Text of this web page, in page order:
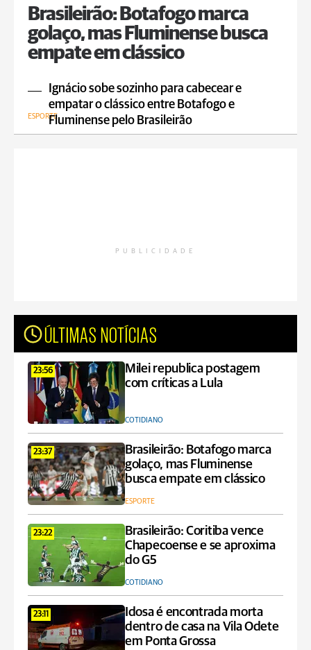
Brasileirão: Botafogo marca
golaço, mas Fluminense busca
empate em clássico
Ignácio sobe sozinho para cabecear e
empatar o clássico entre Botafogo e
Fluminense pelo Brasileirão
ESPORTE
PUBLICIDADE
ÚLTIMAS NOTÍCIAS
23:56
Milei republica postagem
com críticas a Lula
COTIDIANO
23:37
Brasileirão: Botafogo marca
golaço, mas Fluminense
busca empate em clássico
ESPORTE
23:22
Brasileirão: Coritiba vence
Chapecoense e se aproxima
do G5
COTIDIANO
23:11
Idosa é encontrada morta
dentro de casa na Vila Odete
em Ponta Grossa